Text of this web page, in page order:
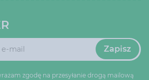
Zapisz
zgodę na przesyłanie drogą mailową